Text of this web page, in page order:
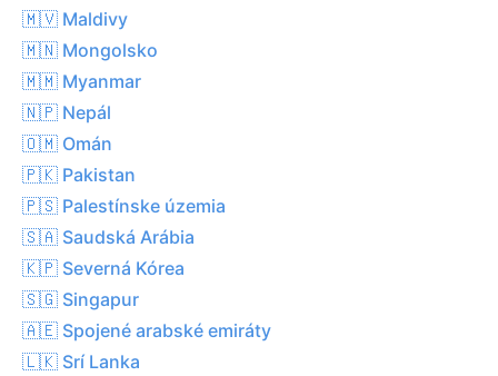
🇲🇻 Maldivy
🇲🇳 Mongolsko
🇲🇲 Myanmar
🇳🇵 Nepál
🇴🇲 Omán
🇵🇰 Pakistan
🇵🇸 Palestínske územia
🇸🇦 Saudská Arábia
🇰🇵 Severná Kórea
🇸🇬 Singapur
🇦🇪 Spojené arabské emiráty
🇱🇰 Srí Lanka